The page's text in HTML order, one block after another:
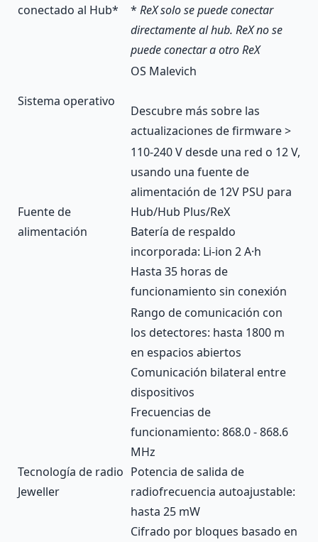
conectado al Hub* * ReX solo se puede conectar
directamente al hub. ReX no se
puede conectar a otro ReX
Sistema operativo
OS Malevich
Descubre más sobre las
actualizaciones de firmware >
Fuente de
alimentación
110-240 V desde una red o 12 V,
usando una fuente de
alimentación de 12V PSU para
Hub/Hub Plus/ReX
Batería de respaldo
incorporada: Li-ion 2 А·h
Hasta 35 horas de
funcionamiento sin conexión
Tecnología de radio
Jeweller
Rango de comunicación con
los detectores: hasta 1800 m
en espacios abiertos
Comunicación bilateral entre
dispositivos
Frecuencias de
funcionamiento: 868.0 - 868.6
MHz
Potencia de salida de
radiofrecuencia autoajustable:
hasta 25 mW
Cifrado por bloques basado en